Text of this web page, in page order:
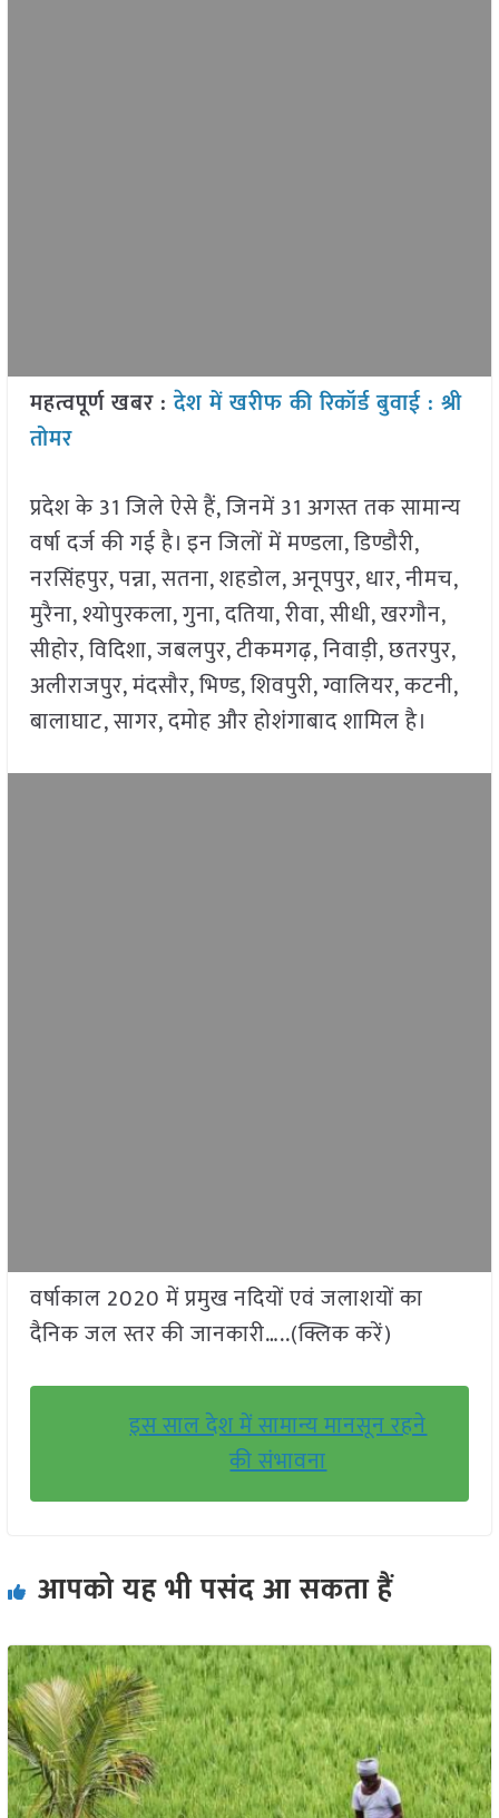
महत्वपूर्ण खबर :देश में खरीफ की रिकॉर्ड बुवाई : श्री
तोमर
प्रदेश के 31 जिले ऐसे हैं, जिनमें 31 अगस्त तक सामान्य
वर्षा दर्ज की गई है। इन जिलों में मण्डला, डिण्डौरी,
नरसिंहपुर, पन्ना, सतना, शहडोल, अनूपपुर, धार, नीमच,
मुरैना, श्योपुरकला, गुना, दतिया, रीवा, सीधी, खरगौन,
सीहोर, विदिशा, जबलपुर, टीकमगढ़, निवाड़ी, छतरपुर,
अलीराजपुर, मंदसौर, भिण्ड, शिवपुरी, ग्वालियर, कटनी,
बालाघाट, सागर, दमोह और होशंगाबाद शामिल है।
वर्षाकाल 2020 में प्रमुख नदियों एवं जलाशयों का
दैनिक जल स्तर की जानकारी…..(क्लिक करें)
इस साल देश में सामान्य मानसून रहने
की संभावना
आपको यह भी पसंद आ सकता हैं